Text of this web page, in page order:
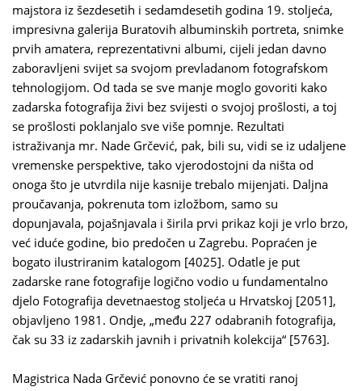
majstora iz šezdesetih i sedamdesetih godina 19. stoljeća,
impresivna galerija Buratovih albuminskih portreta, snimke
prvih amatera, reprezentativni albumi, cijeli jedan davno
zaboravljeni svijet sa svojom prevladanom fotografskom
tehnologijom. Od tada se sve manje moglo govoriti kako
zadarska fotografija živi bez svijesti o svojoj prošlosti, a toj
se prošlosti poklanjalo sve više pomnje. Rezultati
istraživanja mr. Nade Grčević, pak, bili su, vidi se iz udaljene
vremenske perspektive, tako vjerodostojni da ništa od
onoga što je utvrdila nije kasnije trebalo mijenjati. Daljna
proučavanja, pokrenuta tom izložbom, samo su
dopunjavala, pojašnjavala i širila prvi prikaz koji je vrlo brzo,
već iduće godine, bio predočen u Zagrebu. Popraćen je
bogato ilustriranim katalogom [4025]. Odatle je put
zadarske rane fotografije logično vodio u fundamentalno
djelo Fotografija devetnaestog stoljeća u Hrvatskoj [2051],
objavljeno 1981. Ondje, „među 227 odabranih fotografija,
čak su 33 iz zadarskih javnih i privatnih kolekcija“ [5763].
Magistrica Nada Grčević ponovno će se vratiti ranoj